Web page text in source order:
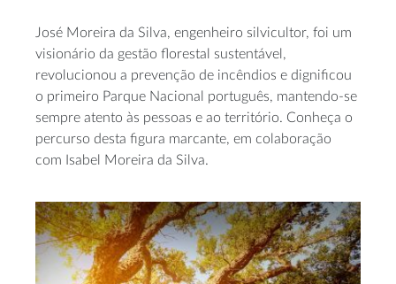
José Moreira da Silva, engenheiro silvicultor, foi um
visionário da gestão florestal sustentável,
revolucionou a prevenção de incêndios e dignificou
o primeiro Parque Nacional português, mantendo-se
sempre atento às pessoas e ao território. Conheça o
percurso desta figura marcante, em colaboração
com Isabel Moreira da Silva.